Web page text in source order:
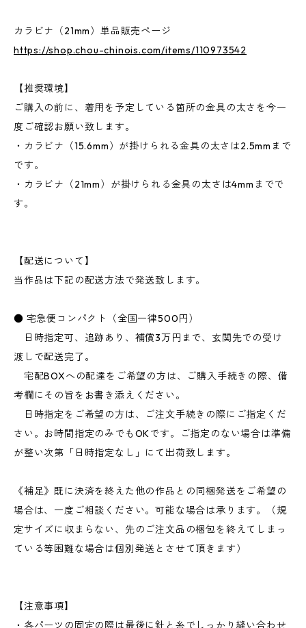
カラビナ（21mm）単品販売ページ
https://shop.chou-chinois.com/items/110973542
【推奨環境】
ご購入の前に、着用を予定している箇所の金具の太さを今一
度ご確認お願い致します。
・カラビナ（15.6mm）が掛けられる金具の太さは2.5mmまで
です。
・カラビナ（21mm）が掛けられる金具の太さは4mmまでで
す。
【配送について】
当作品は下記の配送方法で発送致します。
● 宅急便コンパクト（全国一律500円）
日時指定可、追跡あり、補償3万円まで、玄関先での受け
渡しで配送完了。
宅配BOXへの配達をご希望の方は、ご購入手続きの際、備
考欄にその旨をお書き添えください。
日時指定をご希望の方は、ご注文手続きの際にご指定くだ
さい。お時間指定のみでもOKです。ご指定のない場合は準備
が整い次第「日時指定なし」にて出荷致します。
《補足》既に決済を終えた他の作品との同梱発送をご希望の
場合は、一度ご相談ください。可能な場合は承ります。（規
定サイズに収まらない、先のご注文品の梱包を終えてしまっ
ている等困難な場合は個別発送とさせて頂きます）
【注意事項】
・各パーツの固定の際は最後に針と糸でしっかり縫い合わせ